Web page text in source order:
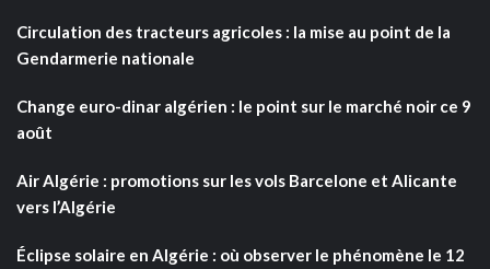
Circulation des tracteurs agricoles : la mise au point de la
Gendarmerie nationale
Change euro-dinar algérien : le point sur le marché noir ce 9
août
Air Algérie : promotions sur les vols Barcelone et Alicante
vers l’Algérie
Éclipse solaire en Algérie : où observer le phénomène le 12